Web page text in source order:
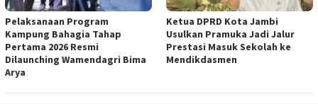
Pelaksanaan Program
Kampung Bahagia Tahap
Pertama 2026 Resmi
Dilaunching Wamendagri Bima
Arya
Ketua DPRD Kota Jambi
Usulkan Pramuka Jadi Jalur
Prestasi Masuk Sekolah ke
Mendikdasmen